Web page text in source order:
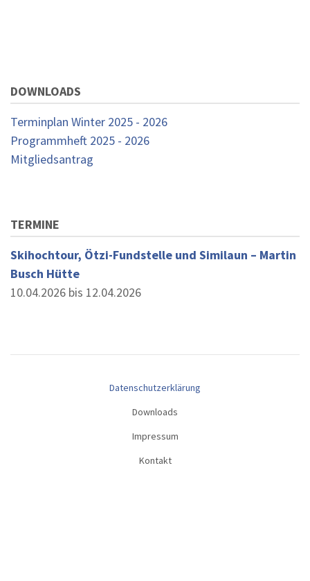
DOWNLOADS
Terminplan Winter 2025 - 2026
Programmheft 2025 - 2026
Mitgliedsantrag
TERMINE
Skihochtour, Ötzi-Fundstelle und Similaun – Martin
Busch Hütte
10.04.2026 bis 12.04.2026
Datenschutzerklärung
Downloads
Impressum
Kontakt